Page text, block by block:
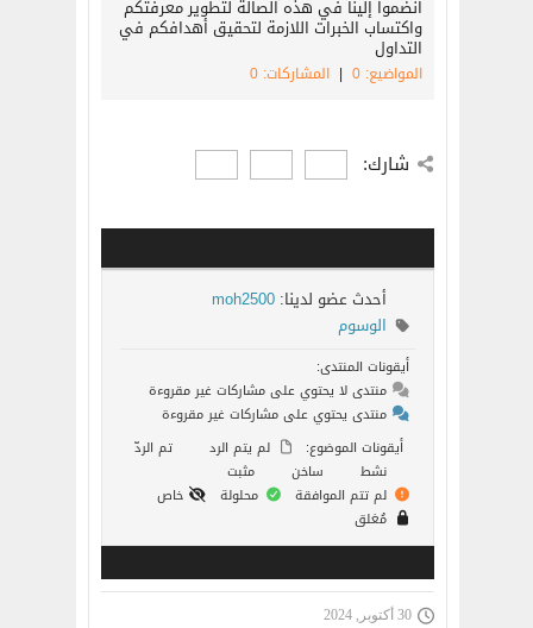
انضموا إلينا في هذه الصالة لتطوير معرفتكم
واكتساب الخبرات اللازمة لتحقيق أهدافكم في
التداول
المواضيع: 0 | المشاركات: 0
شارك:
أحدث عضو لدينا: moh2500
الوسوم
أيقونات المنتدى:
منتدى لا يحتوي على مشاركات غير مقروءة
منتدى يحتوي على مشاركات غير مقروءة
أيقونات الموضوع:
لم يتم الرد
تم الردّ
نشط
ساخن
مثبت
لم تتم الموافقة
محلولة
خاص
مُغلق
30 أكتوبر, 2024